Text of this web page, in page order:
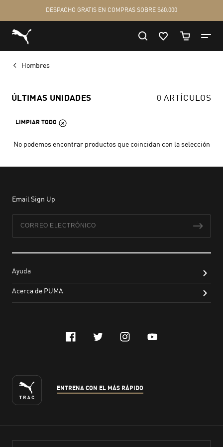
Hombres
ÚLTIMAS UNIDADES 0 ARTÍCULOS
LIMPIAR TODO
No podemos encontrar productos que coincidan con la selección